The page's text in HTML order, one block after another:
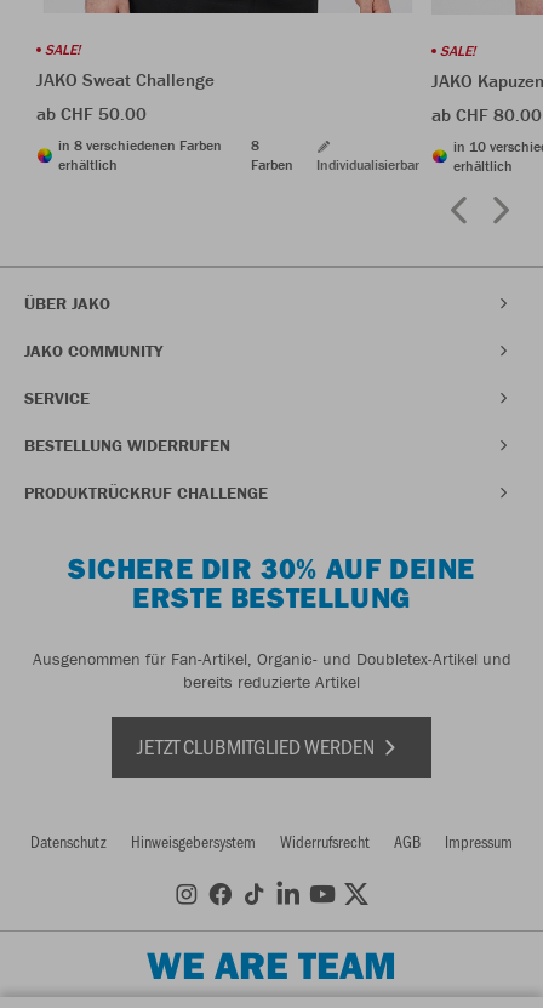
SALE!
JAKO Sweat Challenge
ab CHF 50.00
in 8 verschiedenen Farben
erhältlich
8
Farben
Individualisierbar
SALE!
JAKO
ab CHF 80.00
in 10
erhältlich
ÜBER JAKO
JAKO COMMUNITY
SERVICE
BESTELLUNG WIDERRUFEN
PRODUKTRÜCKRUF CHALLENGE
SICHERE DIR 30% AUF DEINE
ERSTE BESTELLUNG
Ausgenommen für Fan-Artikel, Organic- und Doubletex-Artikel und
bereits reduzierte Artikel
JETZT CLUBMITGLIED WERDEN
Datenschutz Hinweisgebersystem Widerrufsrecht AGB Impressum
WE ARE TEAM